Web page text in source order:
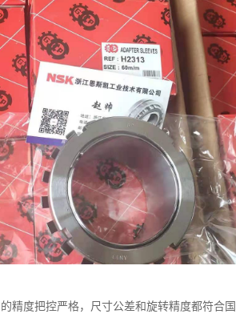
精度把控严格，尺寸公差和旋转精度都符合